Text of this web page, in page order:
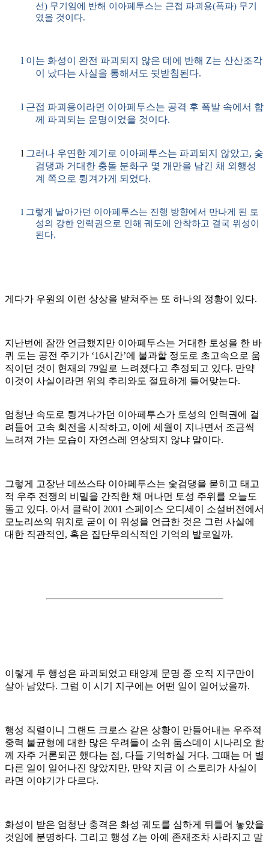
선) 무기임에 반해 이아페투스는 근접 파괴용(폭파) 무기
였을 것이다.
l 이는 화성이 완전 파괴되지 않은 데에 반해 Z는 산산조각
이 났다는 사실을 통해서도 뒷받침된다.
l 근접 파괴용이라면 이아페투스는 공격 후 폭발 속에서 함
께 파괴되는 운명이었을 것이다.
l 그러나 우연한 계기로 이아페투스는 파괴되지 않았고, 숯
검댕과 거대한 충돌 분화구 몇 개만을 남긴 채 외행성
계 쪽으로 튕겨가게 되었다.
l 그렇게 날아가던 이아페투스는 진행 방향에서 만나게 된 토
성의 강한 인력권으로 인해 궤도에 안착하고 결국 위성이
된다.
게다가 우원의 이런 상상을 받쳐주는 또 하나의 정황이 있다.
지난번에 잠깐 언급했지만 이아페투스는 거대한 토성을 한 바
퀴 도는 공전 주기가 ‘16시간’에 불과할 정도로 초고속으로 움
직이던 것이 현재의 79일로 느려졌다고 추정되고 있다. 만약
이것이 사실이라면 위의 추리와도 절묘하게 들어맞는다.
엄청난 속도로 튕겨나가던 이아페투스가 토성의 인력권에 걸
려들어 고속 회전을 시작하고, 이에 세월이 지나면서 조금씩
느려져 가는 모습이 자연스레 연상되지 않냐 말이다.
그렇게 고장난 데쓰스타 이아페투스는 숯검댕을 묻히고 태고
적 우주 전쟁의 비밀을 간직한 채 머나먼 토성 주위를 오늘도
돌고 있다. 아서 클락이 2001 스페이스 오디세이 소설버전에서
모노리쓰의 위치로 굳이 이 위성을 언급한 것은 그런 사실에
대한 직관적인, 혹은 집단무의식적인 기억의 발로일까.
이렇게 두 행성은 파괴되었고 태양계 문명 중 오직 지구만이
살아 남았다. 그럼 이 시기 지구에는 어떤 일이 일어났을까.
행성 직렬이니 그랜드 크로스 같은 상황이 만들어내는 우주적
중력 불균형에 대한 많은 우려들이 소위 둠스데이 시나리오 함
께 자주 거론되곤 했다는 점, 다들 기억하실 거다. 그때는 머 별
다른 일이 일어나진 않았지만, 만약 지금 이 스토리가 사실이
라면 이야기가 다르다.
화성이 받은 엄청난 충격은 화성 궤도를 심하게 뒤틀어 놓았을
것임에 분명하다. 그리고 행성 Z는 아예 존재조차 사라지고 말